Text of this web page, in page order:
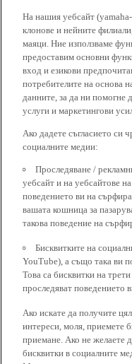
На нашия уебсайт
клонове и нейните
маяци. Ние използваме
предоставим основни
вход и езикови
потребителите на основа
данните, за да ни помогне
услуги и маркетингови
Ако дадете съгласието си
социалните медии:
Проследяване /
уебсайт и на уебсайтове
поведението ви на
вашата кошница за
такова поведение на
Бисквитките на
YouTube), а също така ви
Това са бисквитки на
проследяват поведението
Ако искате да получите
интереси, моля, приемете
приемане. Ако не желаете
бисквитки в социалните